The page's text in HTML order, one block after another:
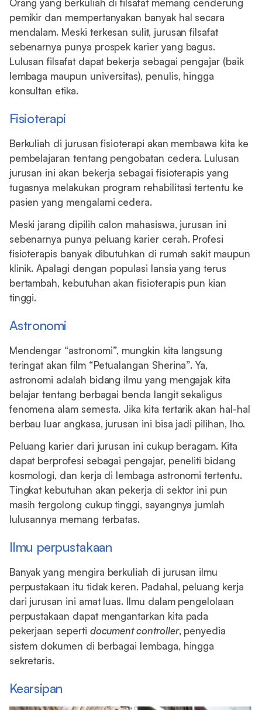
Orang yang berkuliah di filsafat memang cenderung
pemikir dan mempertanyakan banyak hal secara
mendalam. Meski terkesan sulit, jurusan filsafat
sebenarnya punya prospek karier yang bagus.
Lulusan filsafat dapat bekerja sebagai pengajar (baik
lembaga maupun universitas), penulis, hingga
konsultan etika.
Fisioterapi
Berkuliah di jurusan fisioterapi akan membawa kita ke
pembelajaran tentang pengobatan cedera. Lulusan
jurusan ini akan bekerja sebagai fisioterapis yang
tugasnya melakukan program rehabilitasi tertentu ke
pasien yang mengalami cedera.
Meski jarang dipilih calon mahasiswa, jurusan ini
sebenarnya punya peluang karier cerah. Profesi
fisioterapis banyak dibutuhkan di rumah sakit maupun
klinik. Apalagi dengan populasi lansia yang terus
bertambah, kebutuhan akan fisioterapis pun kian
tinggi.
Astronomi
Mendengar “astronomi”, mungkin kita langsung
teringat akan film “Petualangan Sherina”. Ya,
astronomi adalah bidang ilmu yang mengajak kita
belajar tentang berbagai benda langit sekaligus
fenomena alam semesta. Jika kita tertarik akan hal-hal
berbau luar angkasa, jurusan ini bisa jadi pilihan, lho.
Peluang karier dari jurusan ini cukup beragam. Kita
dapat berprofesi sebagai pengajar, peneliti bidang
kosmologi, dan kerja di lembaga astronomi tertentu.
Tingkat kebutuhan akan pekerja di sektor ini pun
masih tergolong cukup tinggi, sayangnya jumlah
lulusannya memang terbatas.
Ilmu perpustakaan
Banyak yang mengira berkuliah di jurusan ilmu
perpustakaan itu tidak keren. Padahal, peluang kerja
dari jurusan ini amat luas. Ilmu dalam pengelolaan
perpustakaan dapat mengantarkan kita pada
pekerjaan seperti document controller, penyedia
sistem dokumen di berbagai lembaga, hingga
sekretaris.
Kearsipan